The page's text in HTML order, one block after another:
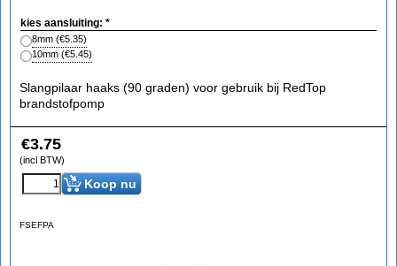
kies aansluiting: *
8mm (€5.35)
10mm (€5.45)
Slangpilaar haaks (90 graden) voor gebruik bij RedTop
brandstofpomp
€3.75
(incl BTW)
Koop nu
FSEFPA